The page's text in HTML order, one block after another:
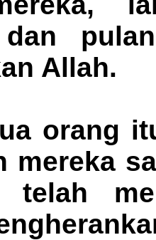
Allah.
orang
mereka